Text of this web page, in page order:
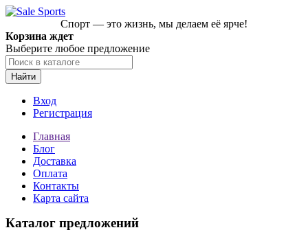
Спорт — это жизнь, мы делаем её ярче!
Корзина ждет
Выберите любое предложение
Найти
Вход
Регистрация
Главная
Блог
Доставка
Оплата
Контакты
Карта сайта
Каталог предложений